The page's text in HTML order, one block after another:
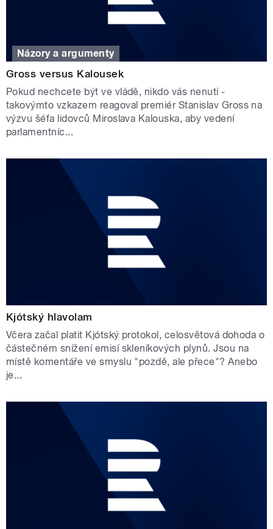
Názory a argumenty
Gross versus Kalousek
Pokud nechcete být ve vládě, nikdo vás nenutí -
takovýmto vzkazem reagoval premiér Stanislav Gross na
výzvu šéfa lidovců Miroslava Kalouska, aby vedení
parlamentníc...
Kjótský hlavolam
Včera začal platit Kjótský protokol, celosvětová dohoda o
částečném snížení emisí skleníkových plynů. Jsou na
místě komentáře ve smyslu "pozdě, ale přece"? Anebo
je...